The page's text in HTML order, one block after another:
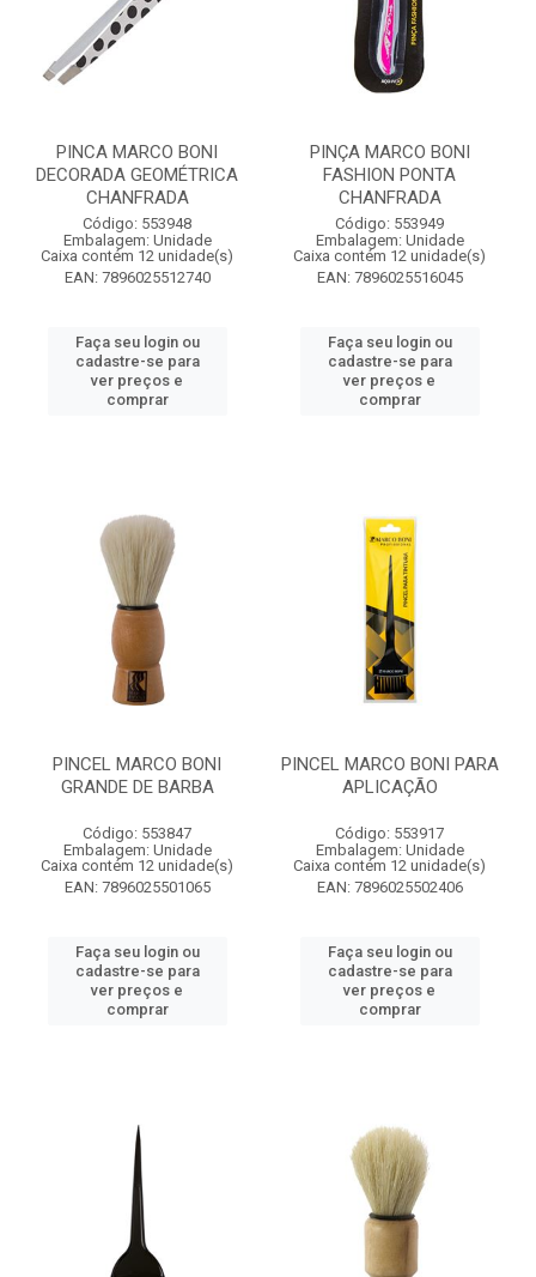
PINCA MARCO BONI
DECORADA GEOMÉTRICA
CHANFRADA
Código: 553948
Embalagem: Unidade
Caixa contém 12 unidade(s)
EAN: 7896025512740
Faça seu login ou
cadastre-se para
ver preços e
comprar
PINÇA MARCO BONI
FASHION PONTA
CHANFRADA
Código: 553949
Embalagem: Unidade
Caixa contém 12 unidade(s)
EAN: 7896025516045
Faça seu login ou
cadastre-se para
ver preços e
comprar
PINCEL MARCO BONI
GRANDE DE BARBA
Código: 553847
Embalagem: Unidade
Caixa contém 12 unidade(s)
EAN: 7896025501065
Faça seu login ou
cadastre-se para
ver preços e
comprar
PINCEL MARCO BONI PARA
APLICAÇÃO
Código: 553917
Embalagem: Unidade
Caixa contém 12 unidade(s)
EAN: 7896025502406
Faça seu login ou
cadastre-se para
ver preços e
comprar